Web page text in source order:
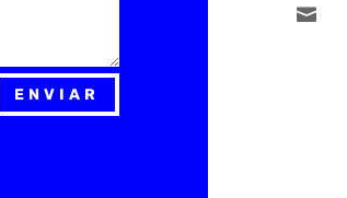
ENVIAR
